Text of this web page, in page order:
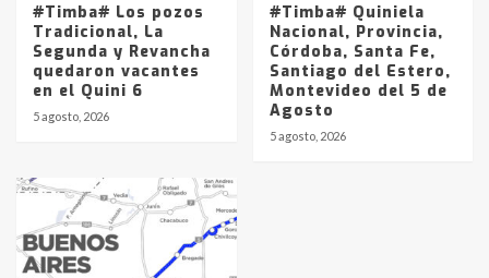
#Timba# Los pozos
Tradicional, La
Segunda y Revancha
quedaron vacantes
en el Quini 6
5 agosto, 2026
#Timba# Quiniela
Nacional, Provincia,
Córdoba, Santa Fe,
Santiago del Estero,
Montevideo del 5 de
Agosto
5 agosto, 2026